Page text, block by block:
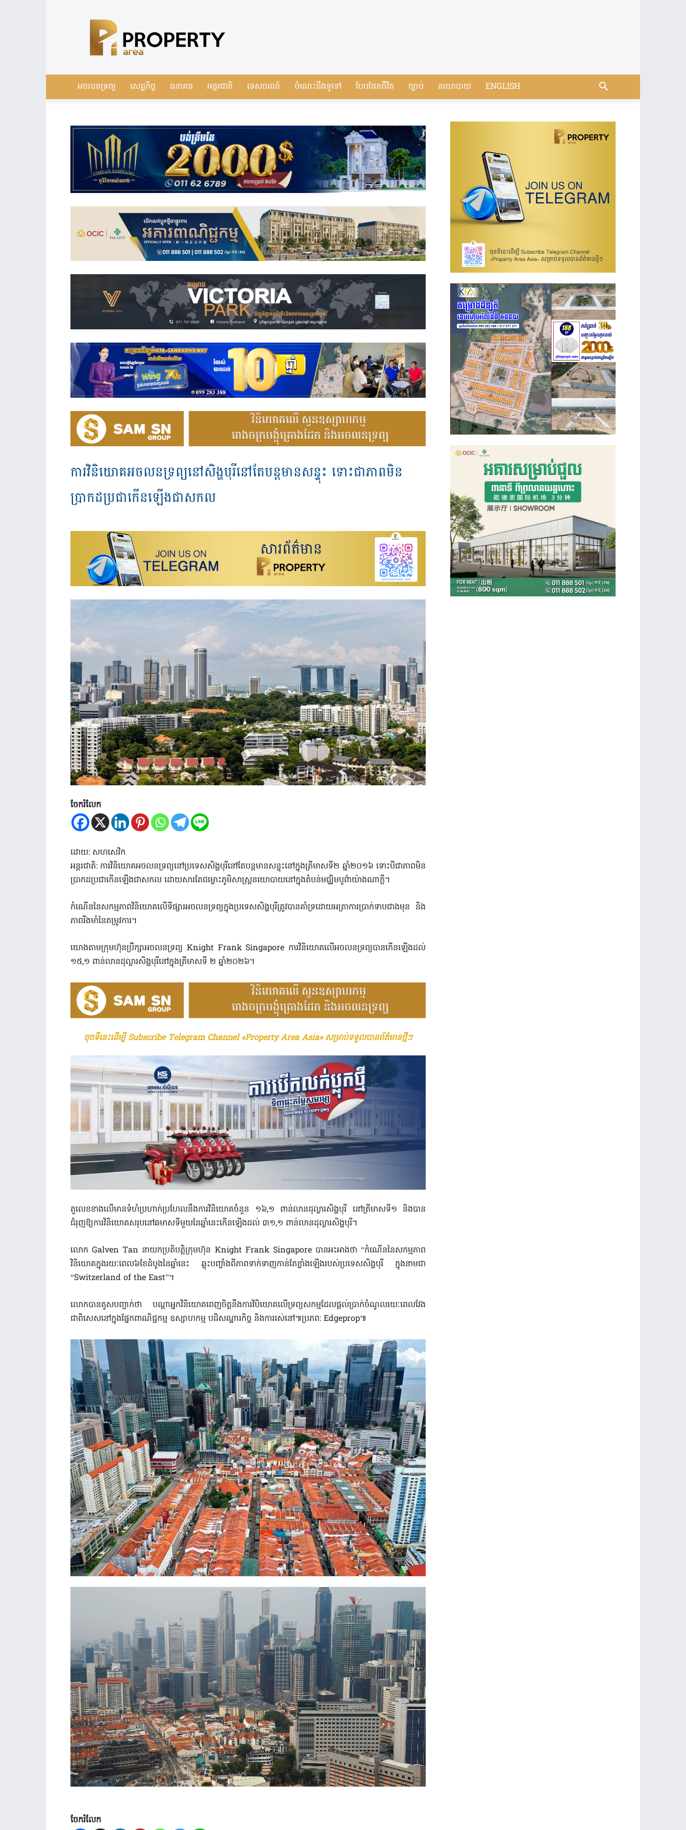
Real
Estate
Cambodia
អចលនទ្រព្យ សេដ្ឋកិច្ច ធនាគារ អន្តរជាតិ ទេសចរណ៍ ចំណេះដឹងទូទៅ បែបផែនជីវិត ច្បាប់ នយោបាយ ENGLISH
ការវិនិយោគអចលនទ្រព្យនៅសិង្ហបុរីនៅតែបន្តមានសន្ទុះ ទោះជាភាពមិន
ប្រាកដប្រជាកើនឡើងជាសកល
ចែករំលែក
ដោយ: សហសេវិក
អន្តរជាតិ: ការវិនិយោគអចលនទ្រព្យនៅប្រទេសសិង្ហបុរីនៅតែបន្តមានសន្ទុះនៅក្នុងត្រីមាសទី២ ឆ្នាំ២០១៦ ទោះបីជាភាពមិន
ប្រាកដប្រជាកើនឡើងជាសកល ដោយសារតែជម្លោះភូមិសាស្ត្រនយោបាយនៅក្នុងតំបន់មជ្ឈិមបូព៌ាយ៉ាងណាក្តី។
កំណើននៃសកម្មភាព​វិនិយោគលើទីផ្សារអចលនទ្រព្យក្នុងប្រទេសសិង្ហបុរី​ត្រូវបាន​គាំទ្រ​ដោយ​អត្រា​ការប្រាក់​ទាប​ជាង​មុន និង​
ភាពរឹងមាំនៃតម្រូវការ​។
យោងតាមក្រុមហ៊ុនប្រឹក្សាអចលនទ្រព្យ ​​Knight Frank Singapore ការវិនិយោគលើអចលនទ្រព្យបានកើនឡើងដល់
១៥,១ ពាន់លានដុល្លារសិង្ហបុរីនៅក្នុងត្រីមាសទី ២ ឆ្នាំ២០២៦។
ចុចទីនេះដើម្បី Subscribe Telegram Channel «Property Area Asia» សម្រាប់ទទួលបានព័ត៌មានថ្មីៗ
តួលេខខាងលើមានទំហំប្រហាក់ប្រហែលនឹងការវិនិយោគចំនួន ១៦,១ ពាន់លានដុល្លារសិង្ហបុរី នៅត្រីមាសទី១ និងបាន
ជំរុញឱ្យការវិនិយោគសរុបនៅឆមាសទីមួយនៃឆ្នាំនេះកើនឡើងដល់ ៣១,១ ពាន់លានដុល្លារសិង្ហបុរី។
លោក Galven Tan នាយកប្រតិបត្តិក្រុមហ៊ុន Knight Frank Singapore បានអះអាងថា “កំណើននៃសកម្មភាព
វិនិយោគក្នុងរយៈពេល៦ខែដំបូងនៃឆ្នាំនេះ ឆ្លុះបញ្ចាំងពីភាពទាក់ទាញកាន់តែខ្លាំងឡើងរបស់ប្រទេសសិង្ហបុរី ក្នុងនាមជា
“Switzerland of the East”។
លោកបានគូសបញ្ជាក់ថា បណ្តាអ្នកវិនិយោគពេញចិត្តនឹងការវិបិយោគលើទ្រព្យសកម្មដែលផ្តល់ប្រាក់ចំណូលរយៈពេលវែង
ជាពិសេសនៅក្នុងផ្នែកពាណិជ្ជកម្ម ឧស្សាហកម្ម បដិសណ្ឋារកិច្ច និងការរស់នៅ៕ប្រភព: Edgeprop៕
ចែករំលែក